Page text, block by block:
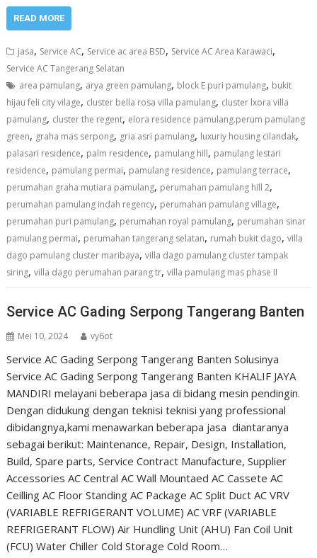
READ MORE
jasa, Service AC, Service ac area BSD, Service AC Area Karawaci,
Service AC Tangerang Selatan
area pamulang, arya green pamulang, block E puri pamulang, bukit
hijau feli city vilage, cluster bella rosa villa pamulang, cluster lxora villa
pamulang, cluster the regent, elora residence pamulang.perum pamulang
green, graha mas serpong, gria asri pamulang, luxuriy housing cilandak,
palasari residence, palm residence, pamulang hill, pamulang lestari
residence, pamulang permai, pamulang residence, pamulang terrace,
perumahan graha mutiara pamulang, perumahan pamulang hill 2,
perumahan pamulang indah regency, perumahan pamulang village,
perumahan puri pamulang, perumahan royal pamulang, perumahan sinar
pamulang permai, perumahan tangerang selatan, rumah bukit dago,villa
dago pamulang cluster maribaya,villa dago pamulang cluster tampak
siring,villa dago perumahan parang tr,villa pamulang mas phase II
Service AC Gading Serpong Tangerang Banten
Mei 10, 2024 vy6ot
Service AC Gading Serpong Tangerang Banten Solusinya
Service AC Gading Serpong Tangerang Banten KHALIF JAYA
MANDIRI melayani beberapa jasa di bidang mesin pendingin.
Dengan didukung dengan teknisi teknisi yang professional
dibidangnya,kami menawarkan beberapa jasa diantaranya
sebagai berikut: Maintenance, Repair, Design, Installation,
Build, Spare parts, Service Contract Manufacture, Supplier
Accessories AC Central AC Wall Mountaed AC Cassete AC
Ceilling AC Floor Standing AC Package AC Split Duct AC VRV
(VARIABLE REFRIGERANT VOLUME) AC VRF (VARIABLE
REFRIGERANT FLOW) Air Hundling Unit (AHU) Fan Coil Unit
(FCU) Water Chiller Cold Storage Cold Room…